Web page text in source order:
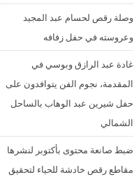
وصلة رقص لحسام عبد المجيد
وعروسته في حفل زفافه
غادة عبد الرازق وبوسي في
المقدمة، نجوم الفن يتوافدون على
حفل شيرين عبد الوهاب بالساحل
الشمالي
ضبط صانعة محتوى بأكتوبر لنشرها
مقاطع رقص خادشة للحياء لتحقيق